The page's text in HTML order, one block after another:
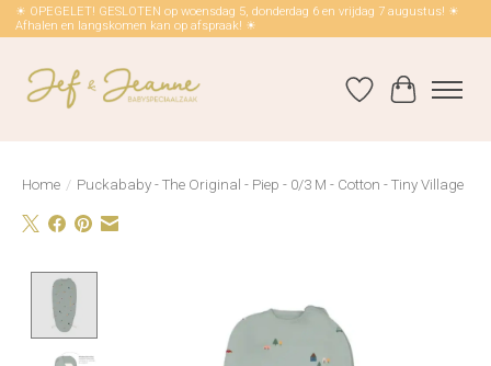
☀ OPEGELET! GESLOTEN op woensdag 5, donderdag 6 en vrijdag 7 augustus! ☀
Afhalen en langskomen kan op afspraak! ☀
Verlanglijst
Home / Puckababy - The Original - Piep - 0/3 M - Cotton - Tiny Village